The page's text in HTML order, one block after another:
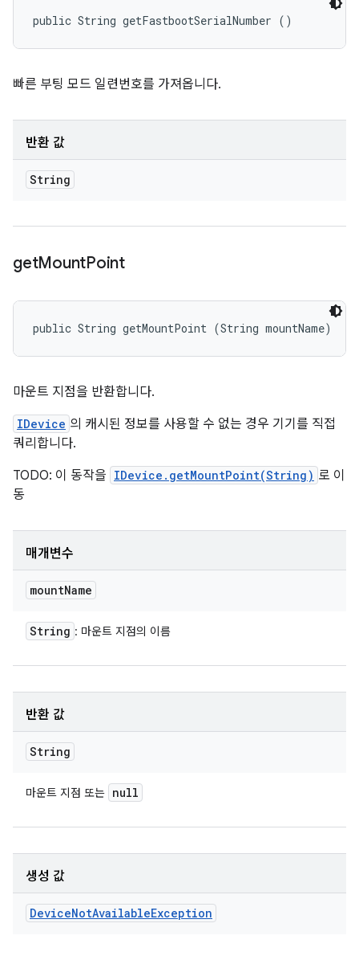
public String getFastbootSerialNumber ()
빠른 부팅 모드 일련번호를 가져옵니다.
반환 값
String
getMountPoint
public String getMountPoint (String mountName)
마운트 지점을 반환합니다.
IDevice 의 캐시된 정보를 사용할 수 없는 경우 기기를 직접
쿼리합니다.
TODO: 이 동작을 IDevice.getMountPoint(String) 로 이
동
매개변수
mountName
String : 마운트 지점의 이름
반환 값
String
마운트 지점 또는 null
생성 값
DeviceNotAvailableException